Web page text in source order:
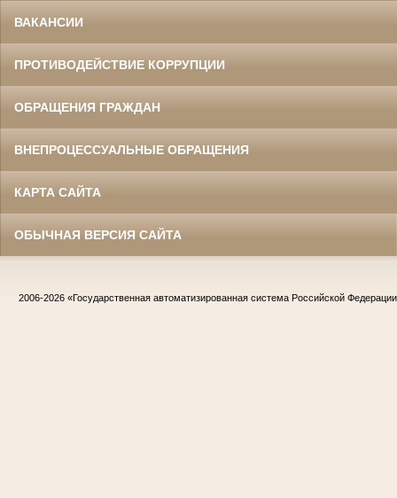
ВАКАНСИИ
ПРОТИВОДЕЙСТВИЕ КОРРУПЦИИ
ОБРАЩЕНИЯ ГРАЖДАН
ВНЕПРОЦЕССУАЛЬНЫЕ ОБРАЩЕНИЯ
КАРТА САЙТА
ОБЫЧНАЯ ВЕРСИЯ САЙТА
2006-2026 «Государственная автоматизированная система Российской